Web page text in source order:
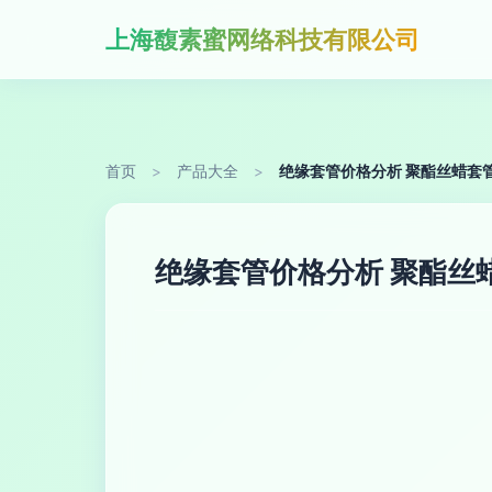
上海馥素蜜网络科技有限公司
首页 > 产品大全 > 绝缘套管价格分析 聚酯丝蜡套
绝缘套管价格分析 聚酯丝